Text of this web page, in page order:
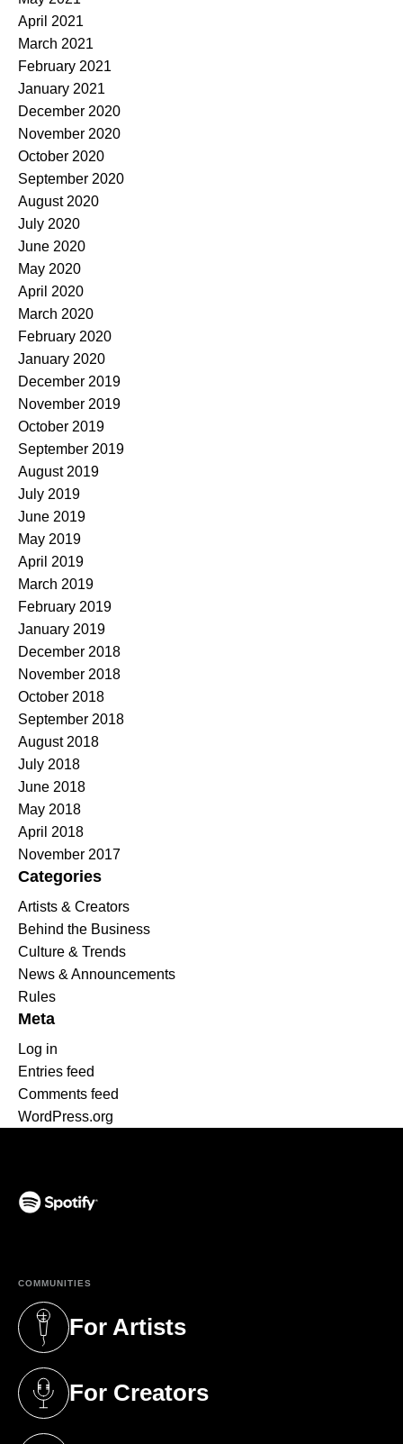
April 2021
March 2021
February 2021
January 2021
December 2020
November 2020
October 2020
September 2020
August 2020
July 2020
June 2020
May 2020
April 2020
March 2020
February 2020
January 2020
December 2019
November 2019
October 2019
September 2019
August 2019
July 2019
June 2019
May 2019
April 2019
March 2019
February 2019
January 2019
December 2018
November 2018
October 2018
September 2018
August 2018
July 2018
June 2018
May 2018
April 2018
November 2017
Categories
Artists & Creators
Behind the Business
Culture & Trends
News & Announcements
Rules
Meta
Log in
Entries feed
Comments feed
WordPress.org
COMMUNITIES
For Artists
(opens in a new tab)
For Creators
(opens in a new tab)